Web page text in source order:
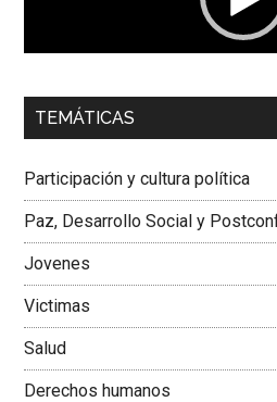
00:00
Dra. Carolina Corcho Mejía,
Colombiana
TEMÁTICAS
Participación y cultura política
Paz, Desarrollo Social y
Jovenes
Victimas
Salud
Derechos humanos